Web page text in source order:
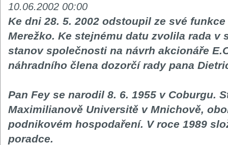
10.06.2002 00:00
Ke dni 28. 5. 2002 odstoupil ze své
Merežko. Ke stejnému datu zvolila rada v
stanov společnosti na návrh akcionáře
náhradního člena dozorčí rady pana
Pan Fey se narodil 8. 6. 1955 v Coburgu.
Maximilianově Universitě v Mnichově,
podnikovém hospodaření. V roce 1989
poradce.